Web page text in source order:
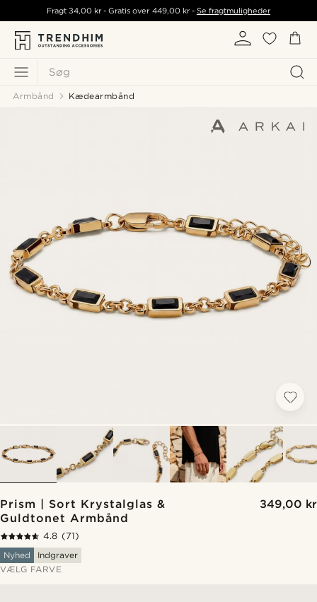
Søg
Fragt34,00 kr - Gratis over 449,00 kr- Se fragtmuligheder
Armbånd Kædearmbånd
Prism | Sort Krystalglas &
Guldtonet Armbånd
349,00 kr
4.8 (71)
Nyhed
Indgraver
VÆLG FARVE